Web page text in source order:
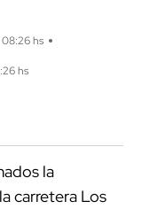
hs
hs
la
carretera Los